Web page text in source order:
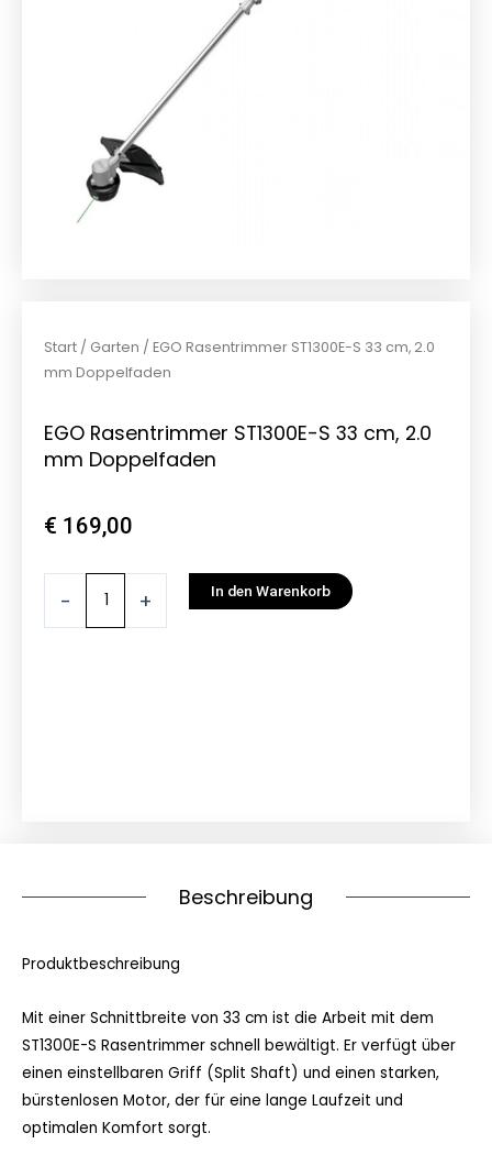
Start / Garten / EGO Rasentrimmer ST1300E-S 33 cm, 2.0
mm Doppelfaden
EGO Rasentrimmer ST1300E-S 33 cm, 2.0
mm Doppelfaden
€ 169,00
-
Rasentrimmer+ In den Warenkorb
Beschreibung
Produktbeschreibung
Mit einer Schnittbreite von 33 cm ist die Arbeit mit dem
ST1300E-S Rasentrimmer schnell bewältigt. Er verfügt über
einen einstellbaren Griff (Split Shaft) und einen starken,
bürstenlosen Motor, der für eine lange Laufzeit und
optimalen Komfort sorgt.